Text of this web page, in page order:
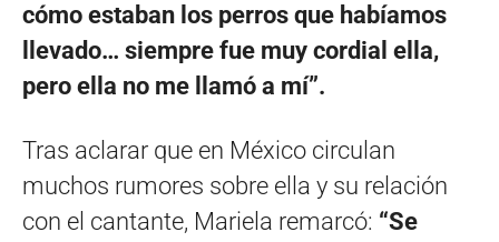
cómo estaban los perros que habíamos
llevado… siempre fue muy cordial ella,
pero ella no me llamó a mí”.
Tras aclarar que en México circulan
muchos rumores sobre ella y su relación
con el cantante, Mariela remarcó: “Se